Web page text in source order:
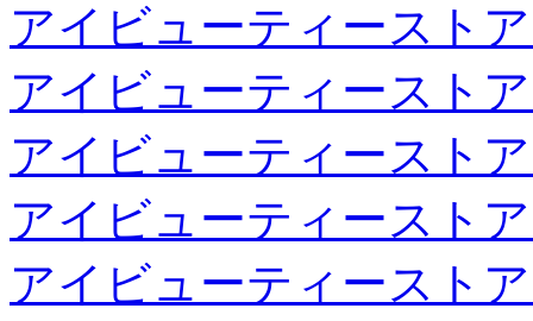
アイビューティースト
アイビューティースト
アイビューティースト
アイビューティースト
アイビューティースト